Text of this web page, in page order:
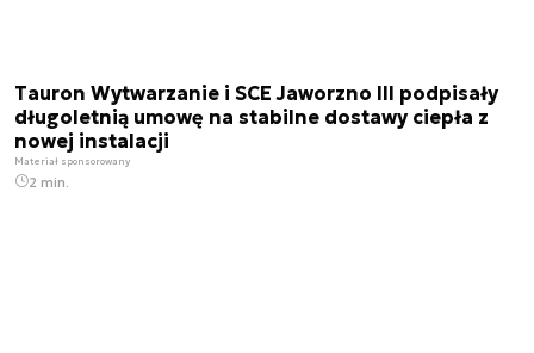
Tauron Wytwarzanie i SCE Jaworzno III podpisały
długoletnią umowę na stabilne dostawy ciepła z
nowej instalacji
Materiał sponsorowany
2 min.